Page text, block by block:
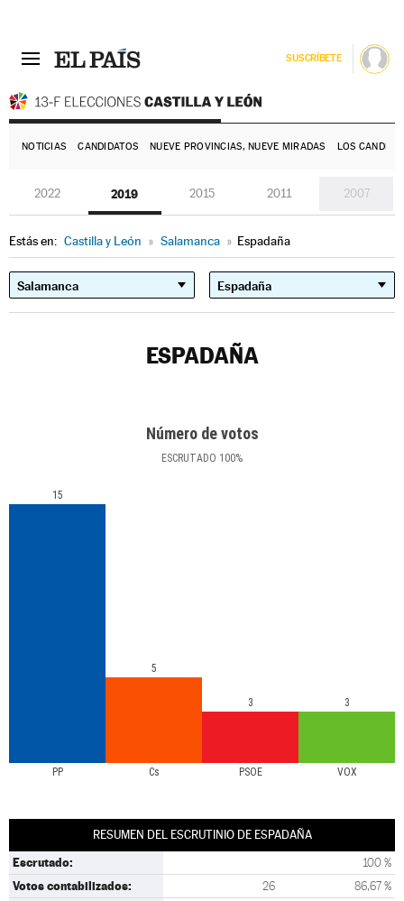
SUSCRÍBETE
NOTICIAS CANDIDATOS NUEVE PROVINCIAS, NUEVE MIRADAS LOS
2022 2019 2015 2011 2007
Estás en: Castilla y León » Salamanca » Espadaña
ESPADAÑA
Número de votos
ESCRUTADO 100%
PP Cs PSOE VOX
15
5
3 3
RESUMEN DEL ESCRUTINIO DE ESPADAÑA
Escrutado: 100 %
Votos contabilizados: 26 86,67 %